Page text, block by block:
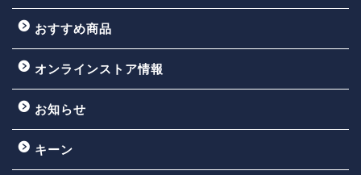
おすすめ商品
オンラインストア情報
お知らせ
キーン